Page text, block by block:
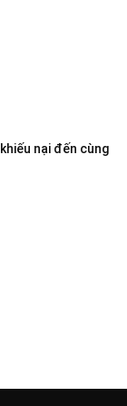
nại đến cùng